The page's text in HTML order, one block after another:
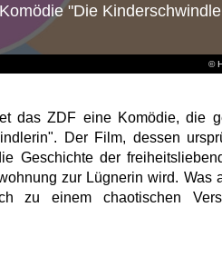
©
"Die
das ZDF eine Komödie, die
Der Film, dessen
Geschichte der
zur Lügnerin wird. Was
zu einem chaotischen